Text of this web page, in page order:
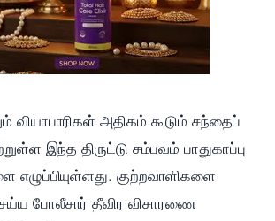
வியாபாரிகள் அதிகம் கூடும் சந்தைப்
இந்த திருட்டு சம்பவம் பாதுகாப்பு
எழுப்பியுள்ளது. குற்றவாளிகளை
போலீசார் தீவிர விசாரணை